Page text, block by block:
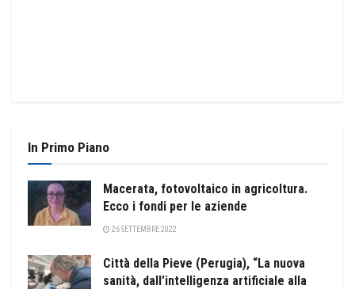
In Primo Piano
Macerata, fotovoltaico in agricoltura.
Ecco i fondi per le aziende
26 SETTEMBRE 2022
Città della Pieve (Perugia), “La nuova
sanità, dall’intelligenza artificiale alla